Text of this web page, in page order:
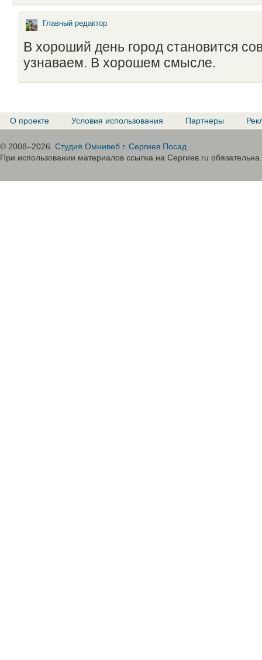
Главный редактор
В хороший день город становится
узнаваем. В хорошем смысле.
О проекте Условия использования Партнеры
© 2008–2026. Студия Омнивеб г. Сергиев Посад
При использовании материалов ссылка на Сергиев.ru обязательна.